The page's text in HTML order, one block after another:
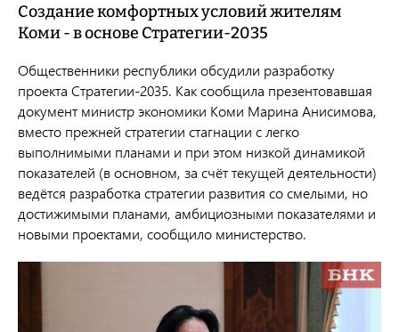
Создание комфортных условий жителям
Коми - в основе Стратегии-2035
Общественники республики обсудили разработку
проекта Стратегии-2035. Как сообщила презентовавшая
документ министр экономики Коми Марина Анисимова,
вместо прежней стратегии стагнации с легко
выполнимыми планами и при этом низкой динамикой
показателей (в основном, за счёт текущей деятельности)
ведётся разработка стратегии развития со смелыми, но
достижимыми планами, амбициозными показателями и
новыми проектами, сообщило министерство.